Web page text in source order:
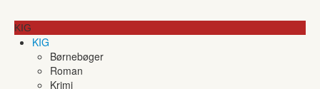
KIG
KIG
Børnebøger
Roman
Krimi